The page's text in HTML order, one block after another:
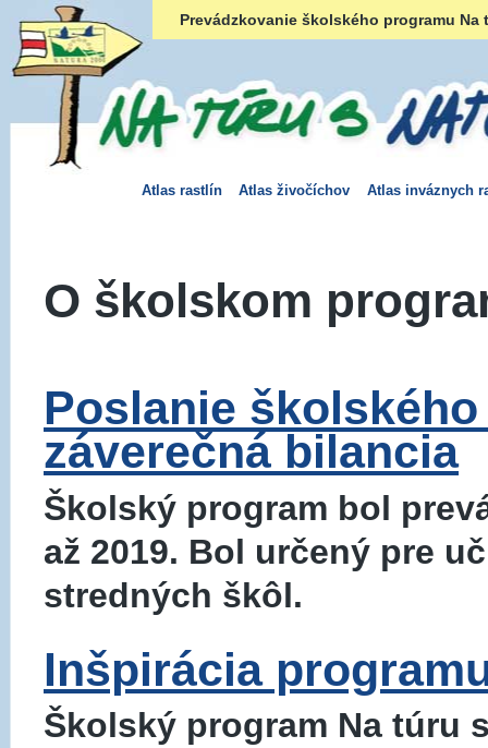
Prevádzkovanie školského programu
Atlas rastlín Atlas živočíchov Atlas inváznych
O školskom
Poslanie
záverečná bilancia
Školský program bol
až 2019. Bol určený pre
stredných škôl.
Inšpirácia
Školský program Na túru